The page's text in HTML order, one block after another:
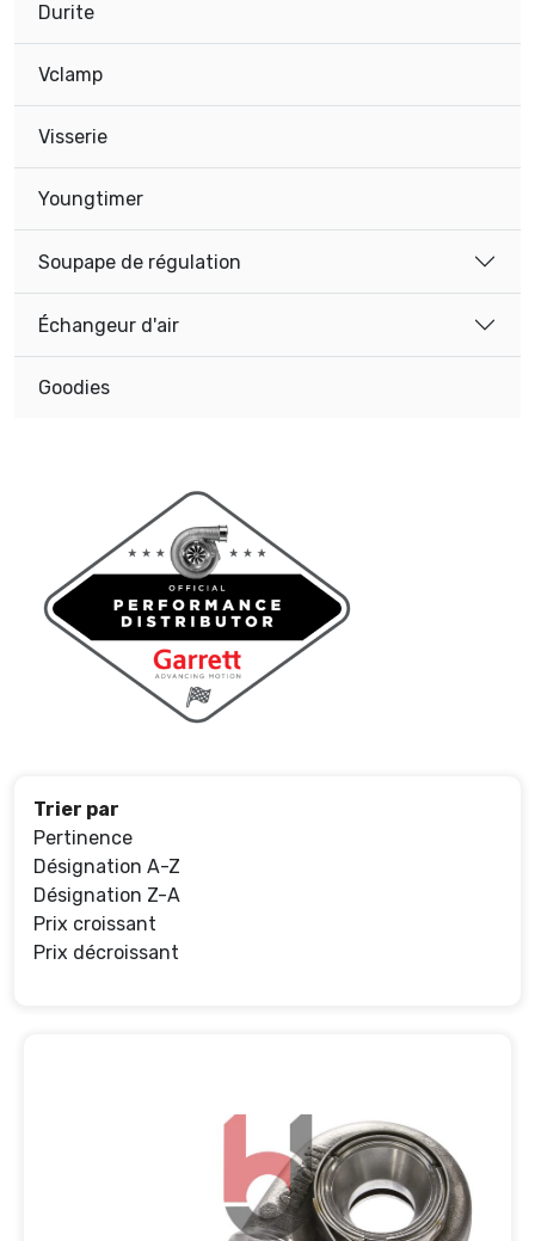
Durite
Vclamp
Visserie
Youngtimer
Soupape de régulation
Échangeur d'air
Goodies
Trier par
Pertinence
Désignation A-Z
Désignation Z-A
Prix croissant
Prix décroissant